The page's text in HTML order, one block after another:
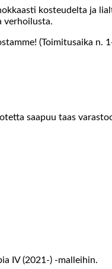
kosteudelta ja
verhoilusta.
(Toimitusaika n.
saapuu taas
IV (2021-) -malleihin.